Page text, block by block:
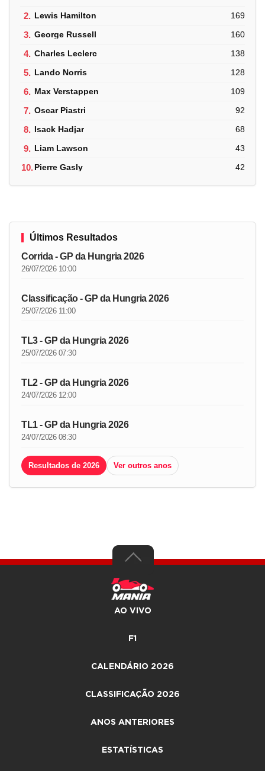
2. Lewis Hamilton 169
3. George Russell 160
4. Charles Leclerc 138
5. Lando Norris 128
6. Max Verstappen 109
7. Oscar Piastri 92
8. Isack Hadjar 68
9. Liam Lawson 43
10.Pierre Gasly 42
Últimos Resultados
Corrida - GP da Hungria 2026
26/07/2026 10:00
Classificação - GP da Hungria 2026
25/07/2026 11:00
TL3 - GP da Hungria 2026
25/07/2026 07:30
TL2 - GP da Hungria 2026
24/07/2026 12:00
TL1 - GP da Hungria 2026
24/07/2026 08:30
Resultados de 2026 Ver outros anos
AO VIVO
F1
CALENDÁRIO 2026
CLASSIFICAÇÃO 2026
ANOS ANTERIORES
ESTATÍSTICAS